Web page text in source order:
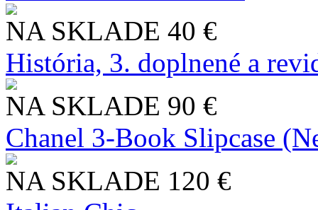
NA SKLADE 40 €
História, 3. doplnené a
NA SKLADE 90 €
Chanel 3-Book Slipcase
NA SKLADE 120 €